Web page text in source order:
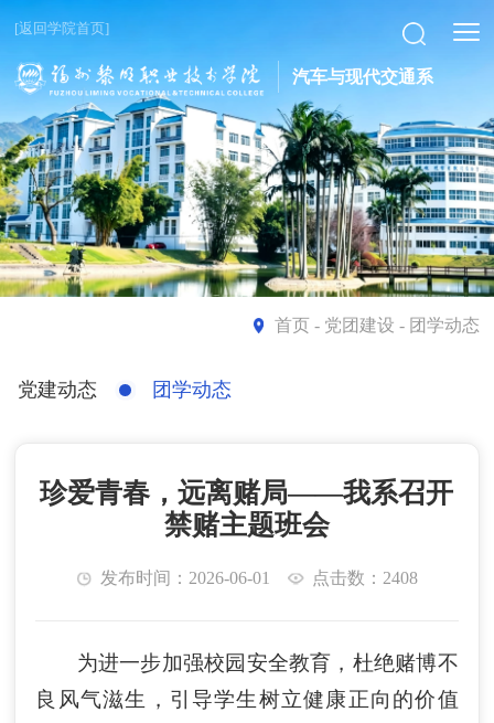
[返回学院首页]
汽车与现代交通系
首页- 党团建设 - 团学动态
党建动态 团学动态
珍爱青春，远离赌局——我系召开
禁赌主题班会
发布时间：2026-06-01 点击数：2408
为进一步加强校园安全教育，杜绝赌博不
良风气滋生，引导学生树立健康正向的价值